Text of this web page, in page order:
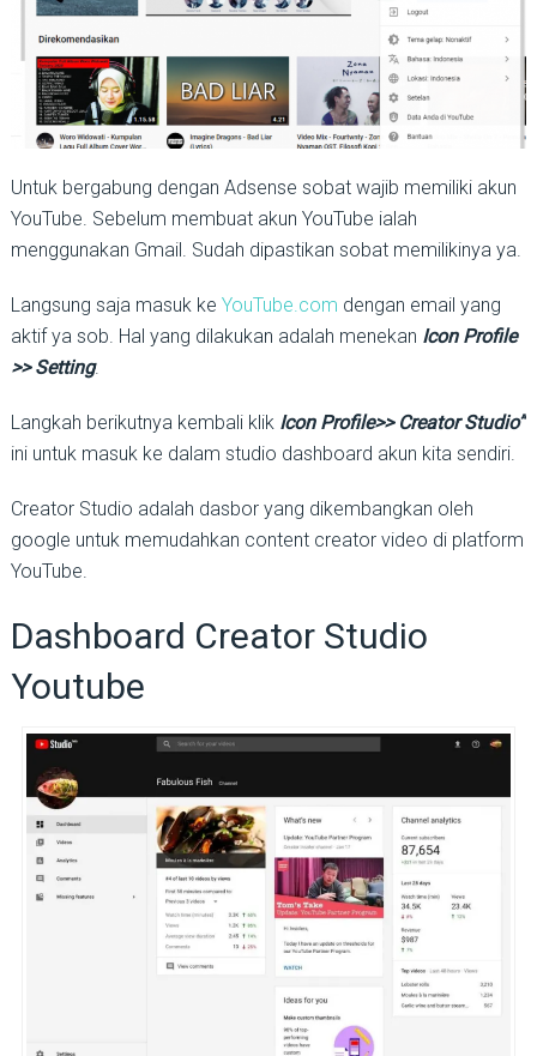
Untuk bergabung dengan Adsense sobat wajib memiliki akun
YouTube. Sebelum membuat akun YouTube ialah
menggunakan Gmail. Sudah dipastikan sobat memilikinya ya.
Langsung saja masuk ke YouTube.com dengan email yang
aktif ya sob. Hal yang dilakukan adalah menekan Icon Profile
>> Setting.
Langkah berikutnya kembali klik Icon Profile>> Creator Studio”
ini untuk masuk ke dalam studio dashboard akun kita sendiri.
Creator Studio adalah dasbor yang dikembangkan oleh
google untuk memudahkan content creator video di platform
YouTube.
Dashboard Creator Studio
Youtube